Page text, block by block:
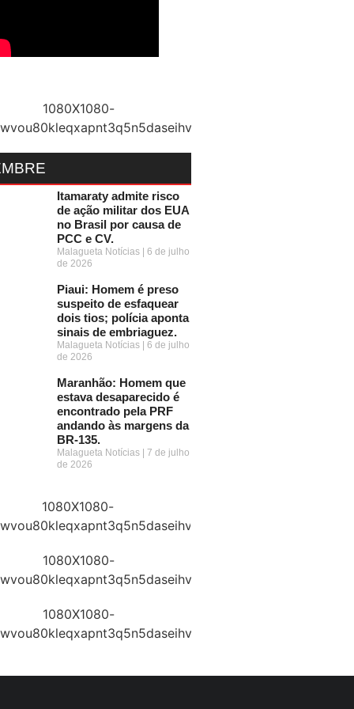
Itamaraty admite risco
de ação militar dos EUA
no Brasil por causa de
PCC e CV.
Malagueta Notícias
6 de julho
de 2026
Piaui: Homem é preso
suspeito de esfaquear
dois tios; polícia aponta
sinais de embriaguez.
Malagueta Notícias
6 de julho
de 2026
Maranhão: Homem que
estava desaparecido é
encontrado pela PRF
andando às margens da
BR-135.
Malagueta Notícias
7 de julho
de 2026